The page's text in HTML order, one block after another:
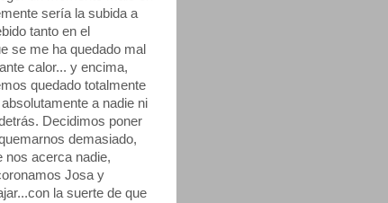
sería la subida a
tanto en el
se me ha quedado mal
calor... y encima,
quedado totalmente
a nadie ni
Decidimos poner
demasiado,
nos acerca nadie,
Josa y
la suerte de que